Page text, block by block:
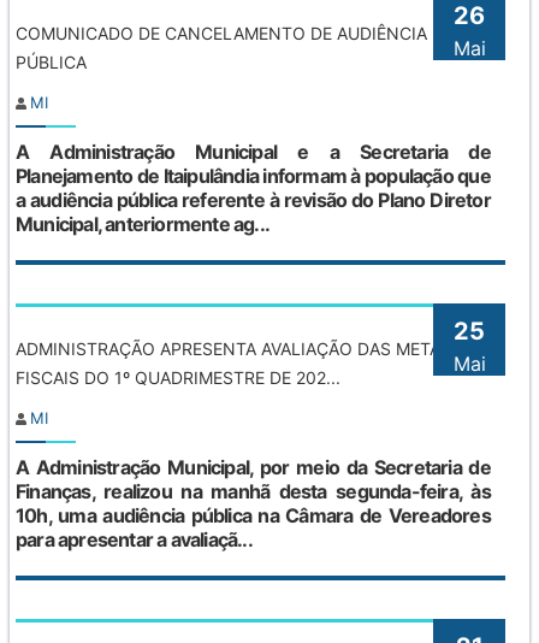
26
Mai
COMUNICADO DE CANCELAMENTO DE AUDIÊNCIA
PÚBLICA
MI
A Administração Municipal e a Secretaria de
Planejamento de Itaipulândia informam à população que
a audiência pública referente à revisão do Plano Diretor
Municipal, anteriormente ag...
25
Mai
ADMINISTRAÇÃO APRESENTA AVALIAÇÃO DAS METAS
FISCAIS DO 1º QUADRIMESTRE DE 202...
MI
A Administração Municipal, por meio da Secretaria de
Finanças, realizou na manhã desta segunda-feira, às
10h, uma audiência pública na Câmara de Vereadores
para apresentar a avaliaçã...